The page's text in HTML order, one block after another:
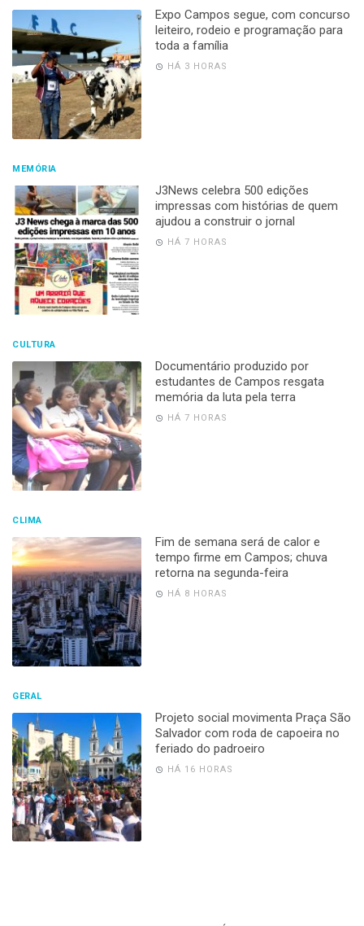
Expo Campos segue, com concurso
leiteiro, rodeio e programação para
toda a família
HÁ 3 HORAS
MEMÓRIA
J3News celebra 500 edições
impressas com histórias de quem
ajudou a construir o jornal
HÁ 7 HORAS
CULTURA
Documentário produzido por
estudantes de Campos resgata
memória da luta pela terra
HÁ 7 HORAS
CLIMA
Fim de semana será de calor e
tempo firme em Campos; chuva
retorna na segunda-feira
HÁ 8 HORAS
GERAL
Projeto social movimenta Praça São
Salvador com roda de capoeira no
feriado do padroeiro
HÁ 16 HORAS